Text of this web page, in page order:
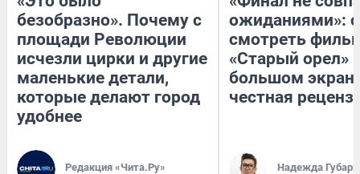
безобразно». Почему с
площади Революции
исчезли цирки и другие
маленькие детали,
которые делают город
удобнее
Редакция «Чита.Ру»
ожиданиями»:
смотреть
«Старый орел»
большом
честная
Надежда Губарь